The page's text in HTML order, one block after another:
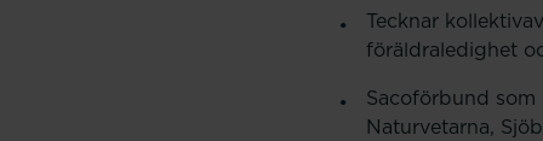
Tecknar
föräldraledighet
Sacoförbund som
Naturvetarna,